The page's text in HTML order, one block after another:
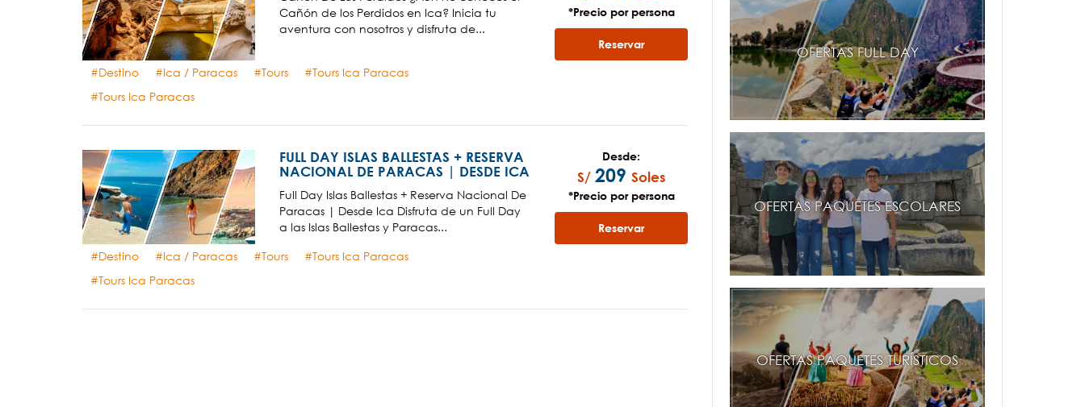
Cañón de los Perdidos en Ica? Inicia tu
aventura con nosotros y disfruta de...
Destino Ica / Paracas Tours
Tours Ica Paracas
Tours Ica Paracas
*Precio por persona
Reservar
FULL DAY ISLAS BALLESTAS + RESERVA
NACIONAL DE PARACAS | DESDE ICA
Full Day Islas Ballestas + Reserva Nacional De
Paracas | Desde Ica Disfruta de un Full Day
a las Islas Ballestas y Paracas...
Destino Ica / Paracas Tours
Tours Ica Paracas
Tours Ica Paracas
Desde:
S/ 209 Soles
*Precio por persona
Reservar
OFERTAS FULL DAY
OFERTAS PAQUETES ESCOLARES
OFERTAS PAQUETES TURÍSTICOS